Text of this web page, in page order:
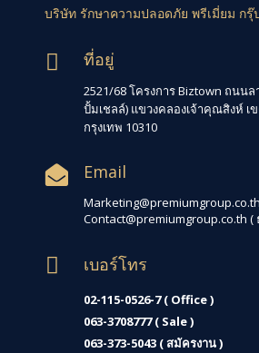
บริษัท รักษาความปลอดภัย พรีเมี่ยม กรุ๊
 ที่อยู่
2521/68 โครงการ Biztown ถนนล
ปั้มเชลล์) แขวงคลองเจ้าคุณสิงห์ เ
กรุงเทพ 10310
 Email
Contact@premiumgroup.co.th (
 เบอร์โทร
02-115-0526-7 ( Office )
063-3708777 ( Sale )
063-373-5043 ( สมัครงาน )